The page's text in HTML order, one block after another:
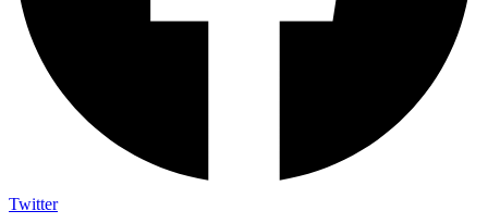
Twitter